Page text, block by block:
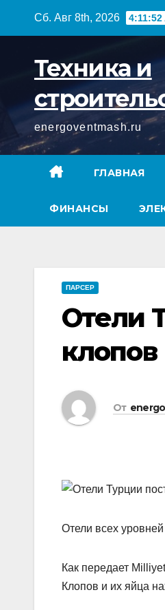
Сб. Авг 8th, 2026 4:11:53
Техника и
energoventmash.ru
ГЛАВНАЯ
ФИНАНСЫ
ПАРСЕР
Отели
клопов
От
Отели всех
Как передает
Клопов и их яйца